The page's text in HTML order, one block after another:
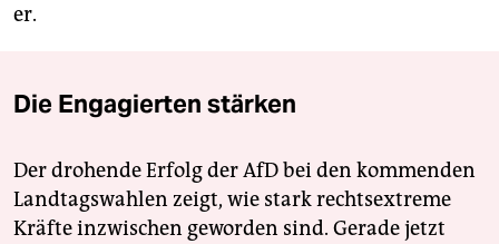
er.
Die Engagierten stärken
Der drohende Erfolg der AfD bei den kommenden
Landtagswahlen zeigt, wie stark rechtsextreme
Kräfte inzwischen geworden sind. Gerade jetzt